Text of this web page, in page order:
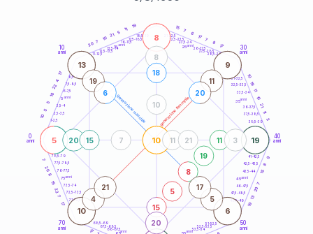
generazione maschile generazione femminile
0
anni
10
anni
30
anni
40
anni
50
anni
70
anni
1-2,5
2,5-3,5
3,5-4
6-7,5
7,5-8,5
8,5-9
11-12,5
12,5-13,5
13,5-14
16-17,5
17,5-18,5
18,5-19 21-22,5
22,5-23,5
23,5-24
26-27,5
27,5-28,5
28,5-29
31-32,5
32,5-33,5
33,5-34
36-37,5
37,5-38,5
38,5-39
41-42,5
42,5-43,5
43,5-44
46-47,5
47,5-48,5
48,5-49
51-52,5
52,5-53,5
53,5-54
66-67,5
67,5-68,5
68,5-69
71-72,5
72,5-73,5
73,5-74
76-77,5
77,5-78,5
78,5-79
10
5
5
18
22
4
17
20 7
10
21
5
11
19 15
7
6
17
7
8
17
10
19
11
10
21
11
3
9
8
15
7
20
13
19
17
17
7
22
15
8
20
7
5
8
19
10
13 9
10 6
15
5
8
19
11
20
8
3
20
15
18
11 21
7
10
19
6
11
20
4
21
5
17
5anni
15 anni 25anni
35anni
45anni
55anni
65anni
75anni